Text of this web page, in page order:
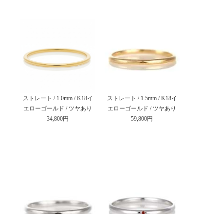
ストレート / 1.0mm / K18イ
エローゴールド / ツヤあり
34,800円
ストレート / 1.5mm / K18イ
エローゴールド / ツヤあり
59,800円